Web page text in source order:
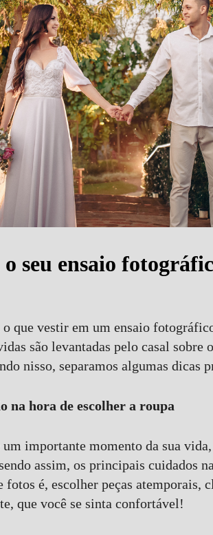
seu ensaio
o que vestir em um ensaio
são levantadas pelo casal sobre
nisso, separamos algumas dicas
na hora de escolher a roupa
importante momento da sua
assim, os principais cuidados
fotos é, escolher peças atemporais,
que você se sinta confortável!